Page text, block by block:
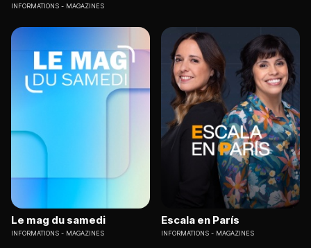
INFORMATIONS MAGAZINES
Le mag du samedi
INFORMATIONS MAGAZINES
Escala en París
INFORMATIONS MAGAZINES